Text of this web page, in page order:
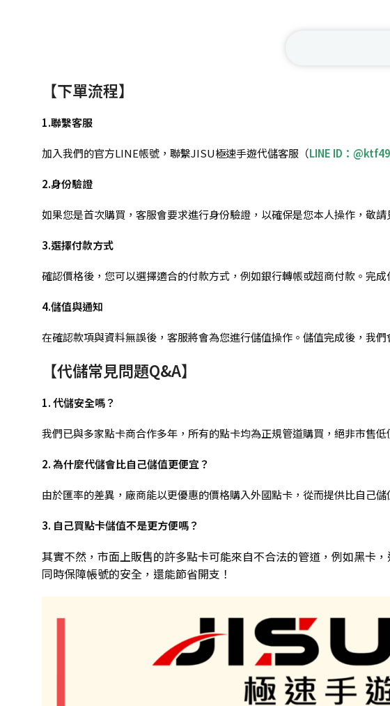
【下單流程】
1.聯繫客服
加入我們的官方LINE帳號，聯繫JISU極速手遊代儲客服（LINE ID：
2.身份驗證
如果您是首次購買，客服會要求進行身份驗證，以確保是您本人操作，敬請
3.選擇付款方式
確認價格後，您可以選擇適合的付款方式，例如銀行轉帳或超商付款。完
4.儲值與通知
在確認款項與資料無誤後，客服將會為您進行儲值操作。儲值完成後，我
【代儲常見問題Q&A】
1. 代儲安全嗎？
我們已與多家點卡商合作多年，所有的點卡均為正規管道購買，絕非市售
2. 為什麼代儲會比自己儲值更便宜？
由於匯率的差異，廠商能以更優惠的價格購入外國點卡，從而提供比自己儲
3. 自己買點卡儲值不是更方便嗎？
其實不然，市面上販售的許多點卡可能來自不合法的管道，例如黑卡
同時保障帳號的安全，還能節省開支！